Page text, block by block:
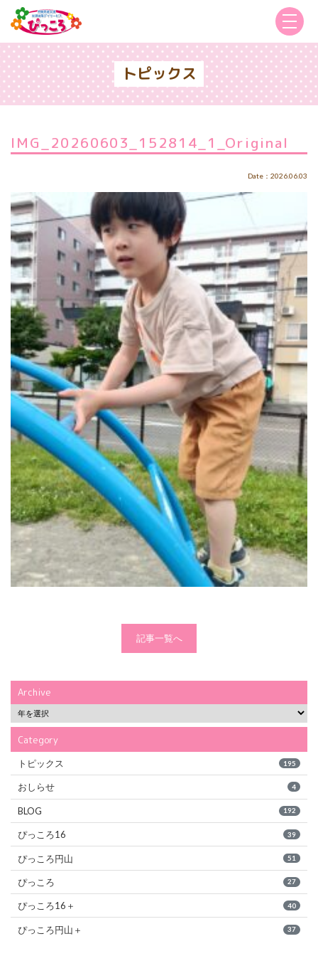
トピックス
IMG_20260603_152814_1_Original
Date：2026.06.03
記事一覧へ
Archive
Category
トピックス 195
おしらせ 4
BLOG 192
ぴっころ16 39
ぴっころ円山 51
ぴっころ 27
ぴっころ16＋ 40
ぴっころ円山＋ 37